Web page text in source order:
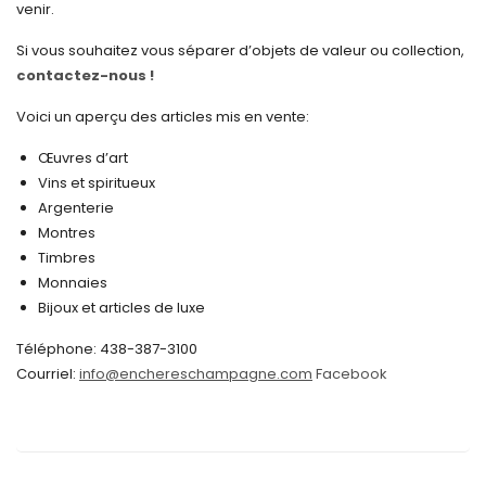
décembre 2024
novembre 2024
octobre 2024
septembre 2024
août 2024
mai 2024
avril 2024
venir.
Si vous souhaitez vous séparer d’objets de valeur ou collection,
contactez-nous !
Voici un aperçu des articles mis en vente:
Œuvres d’art
Vins et spiritueux
Argenterie
Montres
Timbres
Monnaies
Bijoux et articles de luxe
Téléphone: 438-387-3100
Courriel: info@enchereschampagne.com Facebook